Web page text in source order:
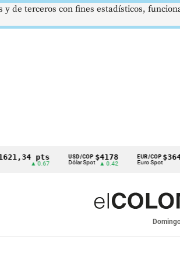
pts USD/COP
Dólar Spot
$4178
▲ 0.42
EUR/COP
Euro Spot
$3648
—
y de terceros con fines estadísticos,